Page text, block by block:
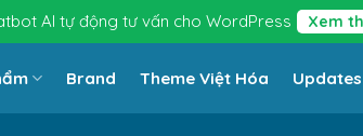
AI tự động tư vấn cho WordPress Xem
Brand Theme Việt Hóa Updates